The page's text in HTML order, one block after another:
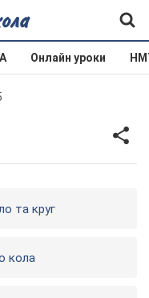
Онлайн уроки
та круг
кола